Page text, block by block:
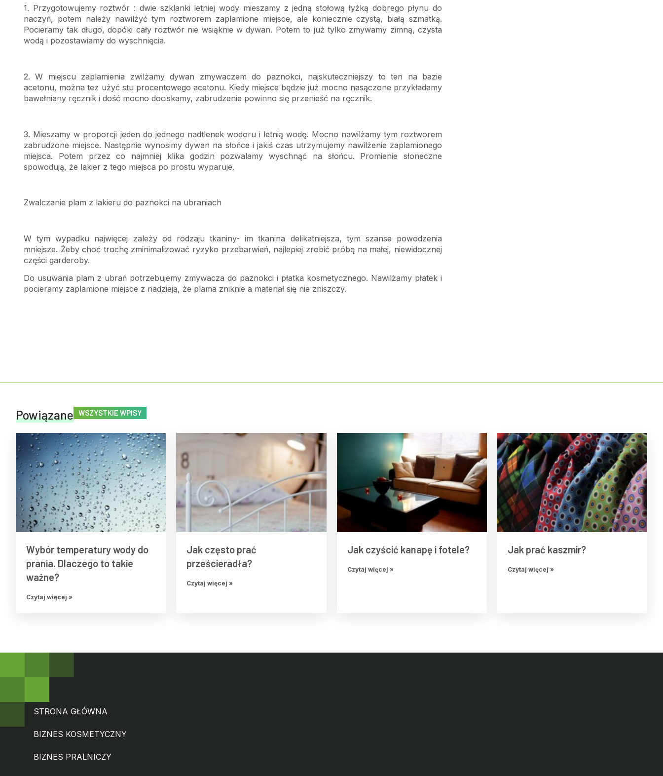
1. Przygotowujemy roztwór : dwie szklanki letniej wody mieszamy z jedną stołową łyżką dobrego płynu do
naczyń, potem należy nawilżyć tym roztworem zaplamione miejsce, ale koniecznie czystą, białą szmatką.
Pocieramy tak długo, dopóki cały roztwór nie wsiąknie w dywan. Potem to już tylko zmywamy zimną, czysta
wodą i pozostawiamy do wyschnięcia.
2. W miejscu zaplamienia zwilżamy dywan zmywaczem do paznokci, najskuteczniejszy to ten na bazie
acetonu, można tez użyć stu procentowego acetonu. Kiedy miejsce będzie już mocno nasączone przykładamy
bawełniany ręcznik i dość mocno dociskamy, zabrudzenie powinno się przenieść na ręcznik.
3. Mieszamy w proporcji jeden do jednego nadtlenek wodoru i letnią wodę. Mocno nawilżamy tym roztworem
zabrudzone miejsce. Następnie wynosimy dywan na słońce i jakiś czas utrzymujemy nawilżenie zaplamionego
miejsca. Potem przez co najmniej klika godzin pozwalamy wyschnąć na słońcu. Promienie słoneczne
spowodują, że lakier z tego miejsca po prostu wyparuje.
Zwalczanie plam z lakieru do paznokci na ubraniach
W tym wypadku najwięcej zależy od rodzaju tkaniny- im tkanina delikatniejsza, tym szanse powodzenia
mniejsze. Żeby choć trochę zminimalizować ryzyko przebarwień, najlepiej zrobić próbę na małej, niewidocznej
części garderoby.
Do usuwania plam z ubrań potrzebujemy zmywacza do paznokci i płatka kosmetycznego. Nawilżamy płatek i
pocieramy zaplamione miejsce z nadzieją, że plama zniknie a materiał się nie zniszczy.
Powiązane WSZYSTKIE WPISY
Wybór temperatury wody do
prania. Dlaczego to takie
ważne?
Czytaj więcej »
Jak często prać
prześcieradła?
Czytaj więcej »
Jak czyścić kanapę i fotele?
Czytaj więcej »
Jak prać kaszmir?
Czytaj więcej »
STRONA GŁÓWNA
BIZNES KOSMETYCZNY
BIZNES PRALNICZY